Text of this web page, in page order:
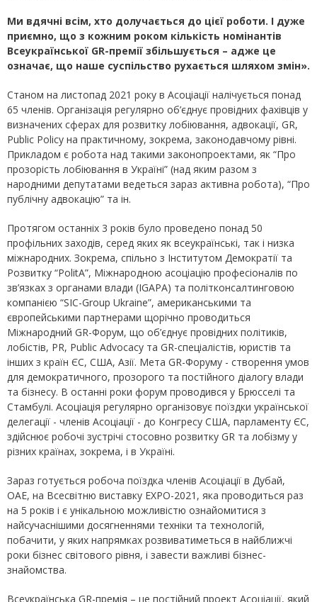
Ми вдячні всім, хто долучається до цієї роботи. І дуже
приємно, що з кожним роком кількість номінантів
Всеукраїнської GR-премії збільшується – адже це
означає, що наше суспільство рухається шляхом змін».
Станом на листопад 2021 року в Асоціації налічується понад
65 членів. Організація регулярно об’єднує провідних фахівців у
визначених сферах для розвитку лобіювання, адвокації, GR,
Public Policy на практичному, зокрема, законодавчому рівні.
Прикладом є робота над такими законопроектами, як “Про
прозорість лобіювання в Україні” (над яким разом з
народними депутатами ведеться зараз активна робота), “Про
публічну адвокацію” та ін.
Протягом останніх 3 років було проведено понад 50
профільних заходів, серед яких як всеукраїнські, так і низка
міжнародних. Зокрема, спільно з Інститутом Демократії та
Розвитку “PolitA”, Міжнародною асоціацію професіоналів по
зв’язках з органами влади (IGAPA) та політконсалтинговою
компанією “SIC-Group Ukraine”, американськими та
європейськими партнерами щорічно проводиться
Міжнародний GR-Форум, що об’єднує провідних політиків,
лобістів, PR, Public Advocacy та GR-спеціалістів, юристів та
інших з країн ЄС, США, Азії. Мета GR-Форуму - створення умов
для демократичного, прозорого та постійного діалогу влади
та бізнесу. В останні роки форум проводився у Брюсселі та
Стамбулі. Асоціація регулярно організовує поїздки української
делегації - членів Асоціації - до Конгресу США, парламенту ЄС,
здійснює робочі зустрічі стосовно розвитку GR та лобізму у
різних країнах, зокрема, і в Україні.
Зараз готується робоча поїздка членів Асоціації в Дубай,
ОАЕ, на Всесвітню виставку EXPO-2021, яка проводиться раз
на 5 років і є унікальною можливістю ознайомитися з
найсучаснішими досягненнями техніки та технологій,
побачити, у яких напрямках розвиватиметься в найближчі
роки бізнес світового рівня, і завести важливі бізнес-
знайомства.
Всеукраїнська GR-премія – це постійний проект Асоціації, який